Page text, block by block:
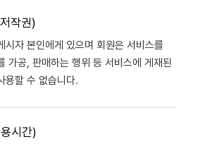
작권)
시자 본인에게 있으며 회원은 서비스를
가공, 판매하는 행위 등 서비스에 게재된
용할 수 없습니다.
시간)